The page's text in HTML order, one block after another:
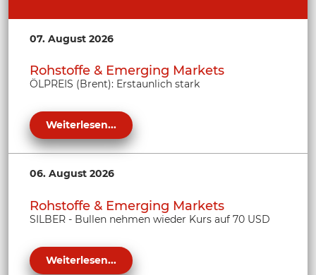
07. August 2026
Rohstoffe & Emerging Markets
ÖLPREIS (Brent): Erstaunlich stark
Weiterlesen...
06. August 2026
Rohstoffe & Emerging Markets
SILBER - Bullen nehmen wieder Kurs auf 70 USD
Weiterlesen...